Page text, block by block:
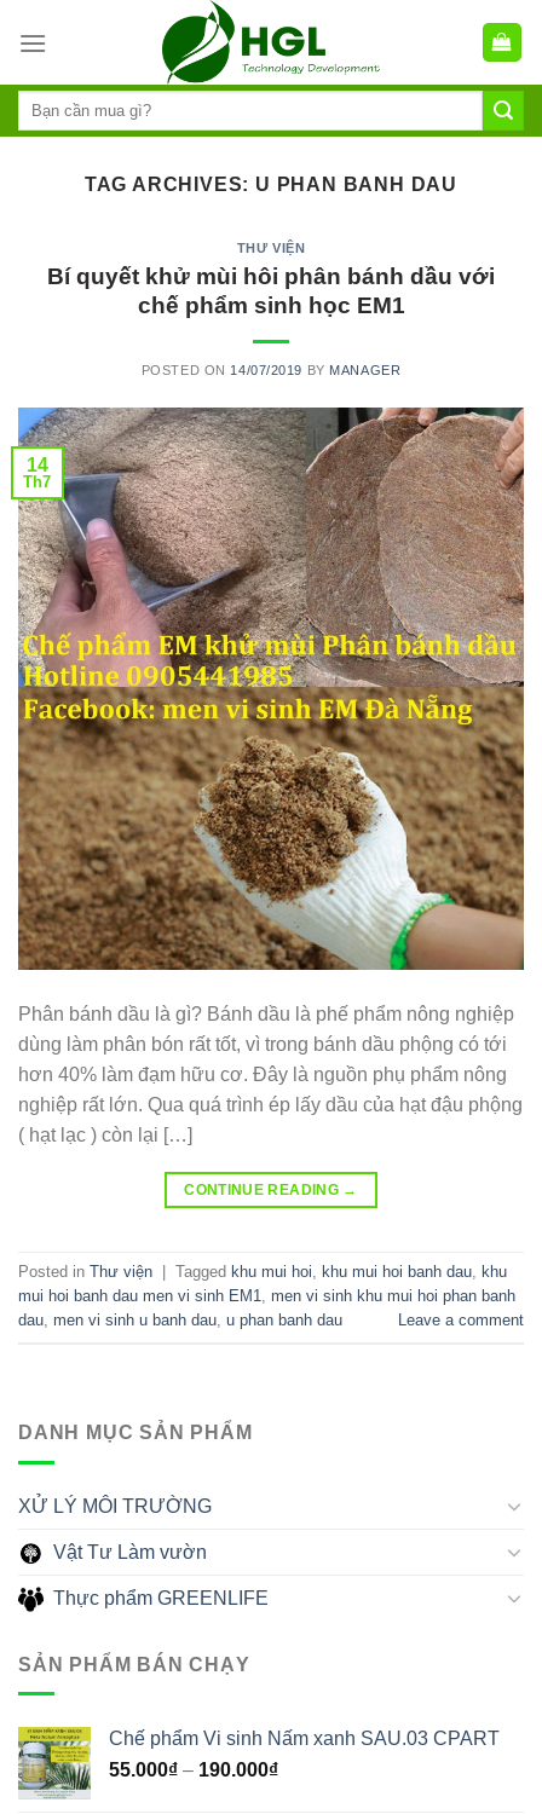
TAG ARCHIVES: U PHAN BANH DAU
THƯ VIỆN
Bí quyết khử mùi hôi phân bánh dầu với
chế phẩm sinh học EM1
POSTED ON 14/07/2019 BY MANAGER
14
Th7
Phân bánh dầu là gì? Bánh dầu là phế phẩm nông nghiệp
dùng làm phân bón rất tốt, vì trong bánh dầu phộng có tới
hơn 40% làm đạm hữu cơ. Đây là nguồn phụ phẩm nông
nghiệp rất lớn. Qua quá trình ép lấy dầu của hạt đậu phộng
( hạt lạc ) còn lại […]
CONTINUE READING →
Posted in Thư viện Tagged khu mui hoi, khu mui hoi banh dau, khu
mui hoi banh dau men vi sinh EM1, men vi sinh khu mui hoi phan banh
dau, men vi sinh u banh dau, u phan banh dau Leave a comment
DANH MỤC SẢN PHẨM
XỬ LÝ MÔI TRƯỜNG
Vật Tư Làm vườn
Thực phẩm GREENLIFE
SẢN PHẨM BÁN CHẠY
Chế phẩm Vi sinh Nấm xanh SAU.03 CPART
55.000₫ – 190.000₫